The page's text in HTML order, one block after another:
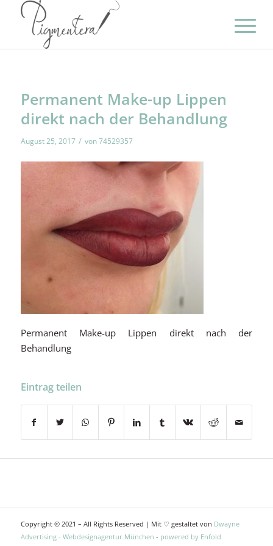
Permanent Make-up Lippen
direkt nach der Behandlung
August 25, 2017 / von74529357
Permanent Make-up Lippen direkt nach der
Behandlung
Eintrag teilen
Copyright © 2021 – All Rights Reserved | Mit ♡ gestaltet von Dwayne
Advertising - Webdesignagentur München - powered by Enfold